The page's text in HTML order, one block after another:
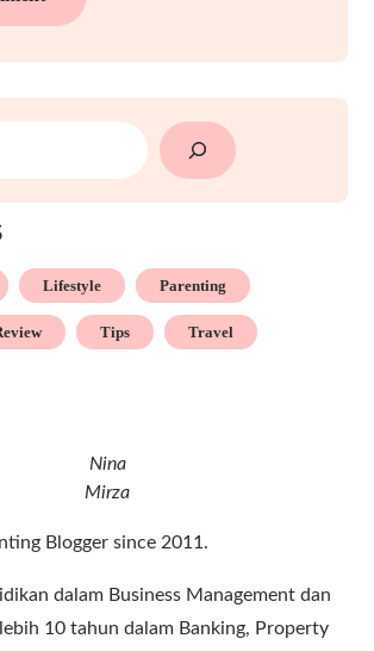
Lifestyle Parenting
Tips Travel
Nina
Mirza
Blogger since 2011.
dalam Business Management dan
10 tahun dalam Banking, Property